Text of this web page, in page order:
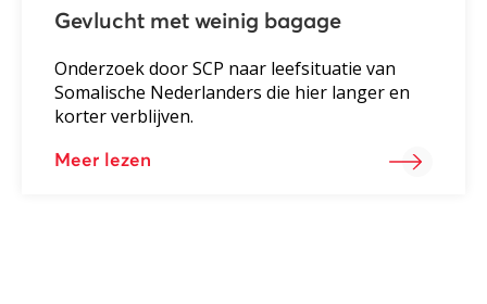
Gevlucht met weinig bagage
Onderzoek door SCP naar leefsituatie van
Somalische Nederlanders die hier langer en
korter verblijven.
Meer lezen